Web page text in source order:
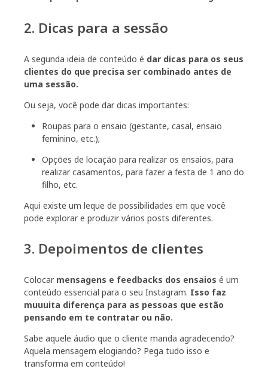
2. Dicas para a sessão
A segunda ideia de conteúdo é dar dicas para os seus
clientes do que precisa ser combinado antes de
uma sessão.
Ou seja, você pode dar dicas importantes:
Roupas para o ensaio (gestante, casal, ensaio
feminino, etc.);
Opções de locação para realizar os ensaios, para
realizar casamentos, para fazer a festa de 1 ano do
filho, etc.
Aqui existe um leque de possibilidades em que você
pode explorar e produzir vários posts diferentes.
3. Depoimentos de clientes
Colocar mensagens e feedbacks dos ensaios é um
conteúdo essencial para o seu Instagram. Isso faz
muuuita diferença para as pessoas que estão
pensando em te contratar ou não.
Sabe aquele áudio que o cliente manda agradecendo?
Aquela mensagem elogiando? Pega tudo isso e
transforma em conteúdo!